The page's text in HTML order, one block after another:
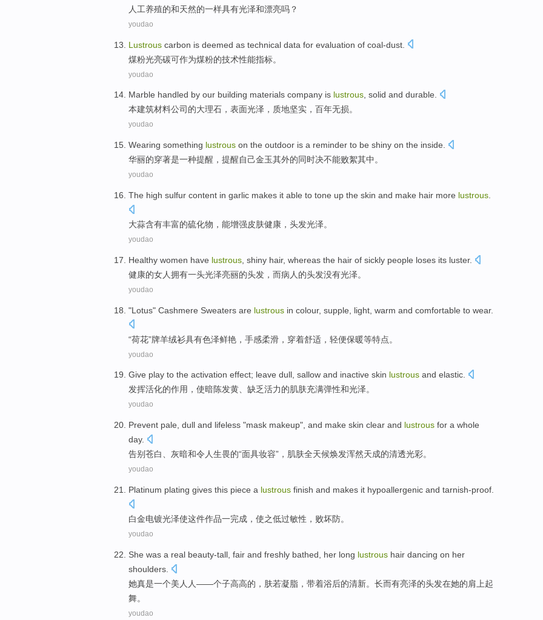
人工养殖的和天然的一样具有光泽和漂亮吗？
youdao
Lustrous carbon is deemed as technical data for evaluation of coal-dust
煤粉光亮碳可作为煤粉的技术性能指标。
youdao
Marble handled by our building materials company is lustrous, solid and durable.
本建筑材料公司 的大理石 ，表面光泽 ，质地坚实 ，百年无损。
youdao
Wearing something lustrous on the outdoor is a reminder to be shiny on the inside.
华丽的穿著是一种提醒 ，提醒自己金玉其外的同时决不能败絮其中。
youdao
The high sulfur content in garlic makes it able to tone up the skin and make hair more lustrous
大蒜含有丰富的硫化物， 能增强皮肤健康 ， 头发光泽。
youdao
Healthy women have lustrous shiny hair, whereas the hair of sickly people loses its luster.
健康的女人拥有一头光泽亮丽的头发 ， 而病人的头发没有光泽。
youdao
"Lotus" Cashmere Sweaters are lustrous in colour, supple , light, warm and comfortable to wear.
“荷花”牌羊绒衫具有色泽鲜艳，手感柔滑 ，穿着舒适 ，轻便保暖等特点。
youdao
Give play to the activation effect; leave dull, sallow and inactive skin lustrous and elastic.
发挥活化的作用 ，使暗陈发黄、缺乏活力的肌肤充满弹性和光泽。
youdao
Prevent pale dull and lifeless "mask makeup", and make skin clear and lustrous for a whole
day.
告别苍白、 灰暗和令人生畏的“面具妆容”， 肌肤全天候焕发浑然天成的清透光彩。
youdao
Platinum plating gives this piece a lustrous finish and makes it hypoallergenic and tarnish-proof
白金电镀光泽使这件作品一完成 ， 使之低过敏性，败坏防。
youdao
She was a real beauty-tall, fair and freshly bathed, her long lustrous hair dancing on her
shoulders
她真是一个美人人——个子高高的， 肤若凝脂 ，带着浴后的清新。 长而有亮泽的头发在她的肩上起
舞。
youdao